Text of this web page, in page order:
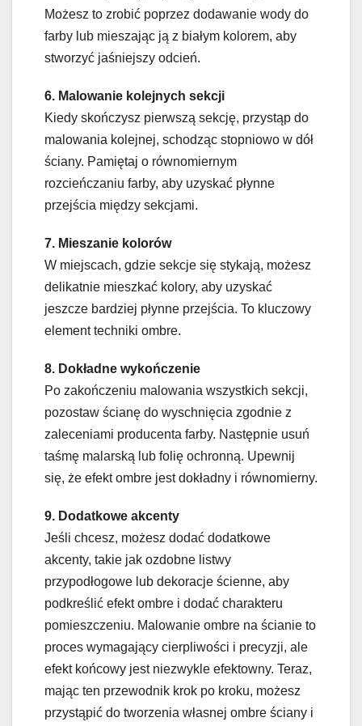
Możesz to zrobić poprzez dodawanie wody do
farby lub mieszając ją z białym kolorem, aby
stworzyć jaśniejszy odcień.
6. Malowanie kolejnych sekcji
Kiedy skończysz pierwszą sekcję, przystąp do
malowania kolejnej, schodząc stopniowo w dół
ściany. Pamiętaj o równomiernym
rozcieńczaniu farby, aby uzyskać płynne
przejścia między sekcjami.
7. Mieszanie kolorów
W miejscach, gdzie sekcje się stykają, możesz
delikatnie mieszkać kolory, aby uzyskać
jeszcze bardziej płynne przejścia. To kluczowy
element techniki ombre.
8. Dokładne wykończenie
Po zakończeniu malowania wszystkich sekcji,
pozostaw ścianę do wyschnięcia zgodnie z
zaleceniami producenta farby. Następnie usuń
taśmę malarską lub folię ochronną. Upewnij
się, że efekt ombre jest dokładny i równomierny.
9. Dodatkowe akcenty
Jeśli chcesz, możesz dodać dodatkowe
akcenty, takie jak ozdobne listwy
przypodłogowe lub dekoracje ścienne, aby
podkreślić efekt ombre i dodać charakteru
pomieszczeniu. Malowanie ombre na ścianie to
proces wymagający cierpliwości i precyzji, ale
efekt końcowy jest niezwykle efektowny. Teraz,
mając ten przewodnik krok po kroku, możesz
przystąpić do tworzenia własnej ombre ściany i